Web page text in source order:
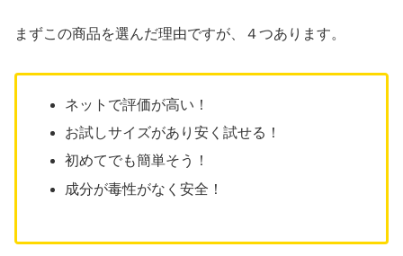
まずこの商品を選んだ理由ですが、４つあります。
ネットで評価が高い！
お試しサイズがあり安く試せる！
初めてでも簡単そう！
成分が毒性がなく安全！